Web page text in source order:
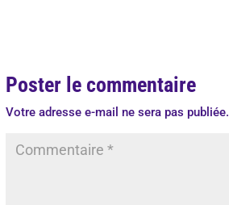
Poster le commentaire
Votre adresse e-mail ne sera pas publiée.